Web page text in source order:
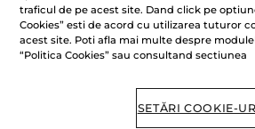
Afișați mai multe
traficul de pe acest site. Dand click pe
Cookies” esti de acord cu utilizarea tuturor
acest site. Poti afla mai multe despre
“Politica Cookies” sau consultand sectiunea
SETĂRI COOKIE-